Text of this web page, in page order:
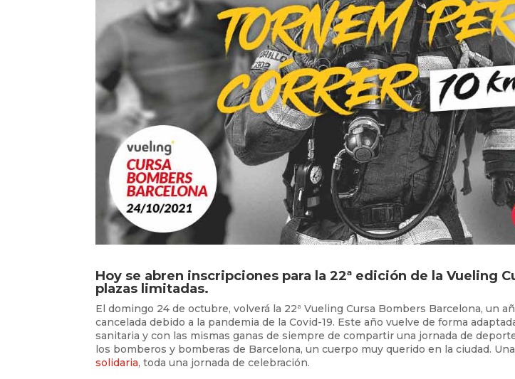
Hoy se abren inscripciones para la 22ª edición de la Vueling
plazas limitadas.
El domingo 24 de octubre, volverá la 22ª Vueling Cursa Bombers Barcelona, ​​un
cancelada debido a la pandemia de la Covid-19. Este año vuelve de forma
sanitaria y con las mismas ganas de siempre de compartir una jornada de
los bomberos y bomberas de Barcelona, ​​un cuerpo muy querido en la ciudad.
solidaria, toda una jornada de celebración.